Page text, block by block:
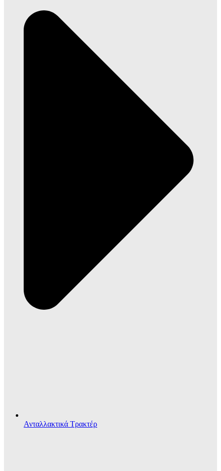
Ανταλλακτικά Τρακτέρ